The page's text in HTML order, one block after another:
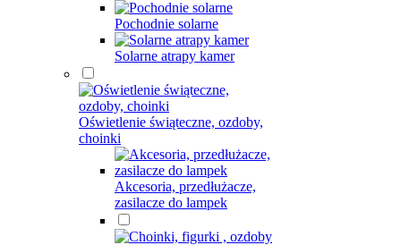
Pochodnie solarne
Solarne atrapy kamer
Oświetlenie świąteczne, ozdoby,
choinki
Akcesoria, przedłużacze,
zasilacze do lampek